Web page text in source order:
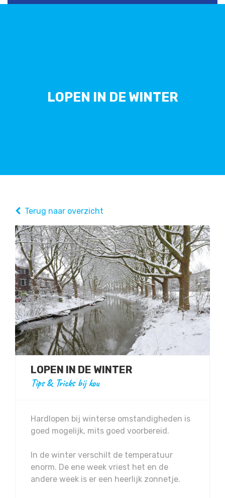
LOPEN IN DE WINTER
Terug naar overzicht
LOPEN IN DE WINTER
Tips & Tricks bij kou
Hardlopen bij winterse omstandigheden is
goed mogelijk, mits goed voorbereid.
In de winter verschilt de temperatuur
enorm. De ene week vriest het en de
andere week is er een heerlijk zonnetje.